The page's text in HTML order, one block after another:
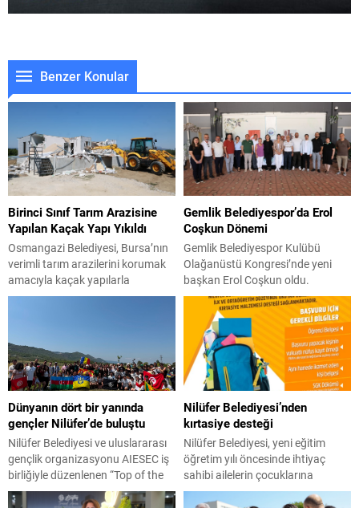
Benzer Konular
Birinci Sınıf Tarım Arazisine
Yapılan Kaçak Yapı Yıkıldı
Osmangazi Belediyesi, Bursa’nın
verimli tarım arazilerini korumak
amacıyla kaçak yapılarla
mücadelesini sürdürüyor. Bu
yapı daha yıkıldı. Yıkım çalışması
sırasında binanın bodrum katında
yavrularıyla birlikte bir kediyi fark
eden ekipler, anne kedi ve
yavrularını güvenli bir şekilde
bulundukları alandan kurtardı.
Kaçak yapılaşmayla...
Gemlik Belediyespor’da Erol
Coşkun Dönemi
Gemlik Belediyespor Kulübü
Olağanüstü Kongresi’nde yeni
başkan Erol Coşkun oldu.
Kongreye Gemlik Belediye
Başkanı Şükrü Deviren, Belediye
Başkan Yardımcısı Durmuş Uslu,
Gemlik Belediyespor Kulübü
üyeleri ve antrenörlerin yanı sıra
Yeni Parti Gemlik İlçe Başkanı
Servet Pehlivan ile partililer katıldı.
Cemil Meriç Kültür Merkezi’ndeki
kongrede divan kurulu oy birliğiyle
Asiye Erman,...
Dünyanın dört bir yanında
gençler Nilüfer’de buluştu
Nilüfer Belediyesi ve uluslararası
gençlik organizasyonu AIESEC iş
birliğiyle düzenlenen “Top of the
Mountain (TOM) 26” kampında,
Nilüfer Belediyesi’nden
kırtasiye desteği
Nilüfer Belediyesi, yeni eğitim
öğretim yılı öncesinde ihtiyaç
sahibi ailelerin çocuklarına
kırtasiye desteği sağlıyor. Sosyal